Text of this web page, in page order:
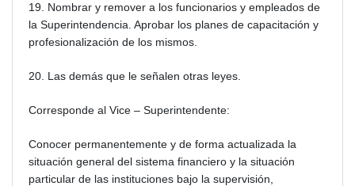
19. Nombrar y remover a los funcionarios y empleados de
la Superintendencia. Aprobar los planes de capacitación y
profesionalización de los mismos.
20. Las demás que le señalen otras leyes.
Corresponde al Vice – Superintendente:
Conocer permanentemente y de forma actualizada la
situación general del sistema financiero y la situación
particular de las instituciones bajo la supervisión,